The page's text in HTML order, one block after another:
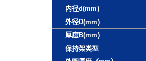
内径d(mm)
外径D(mm)
厚度B(mm)
保持架类型